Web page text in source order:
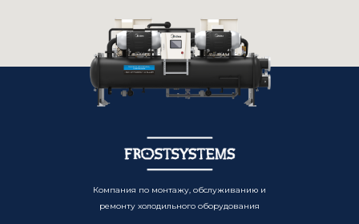
Компания по монтажу, обслуживанию и
ремонту холодильного оборудования